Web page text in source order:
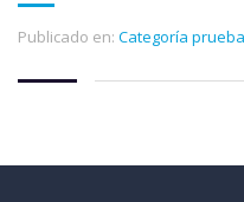
Publicado en: Categoría prueba